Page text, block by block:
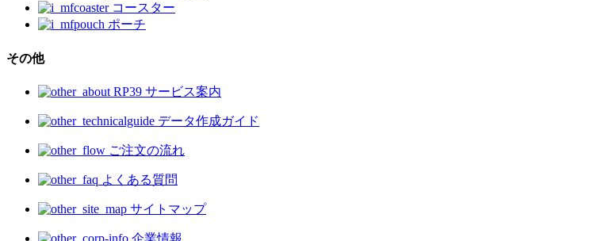
コースター
ポーチ
その他
RP39 サービス案内
データ作成ガイド
ご注文の流れ
よくある質問
サイトマップ
企業情報